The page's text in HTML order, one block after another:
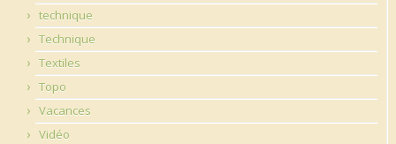
technique
Technique
Textiles
Topo
Vacances
Vidéo